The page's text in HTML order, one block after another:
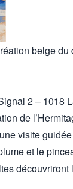
belge
2 – 1018
de
visite
et le
découvriront